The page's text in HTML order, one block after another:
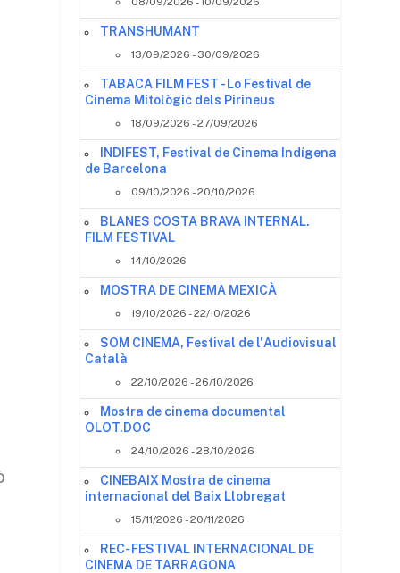
TRANSHUMANT
13/09/2026 - 30/09/2026
TABACA FILM FEST - Lo Festival de
Cinema Mitològic dels Pirineus
18/09/2026 - 27/09/2026
INDIFEST, Festival de Cinema Indígena
de Barcelona
09/10/2026 - 20/10/2026
BLANES COSTA BRAVA INTERNAL.
FILM FESTIVAL
14/10/2026
MOSTRA DE CINEMA MEXICÀ
19/10/2026 - 22/10/2026
SOM CINEMA, Festival de l'Audiovisual
Català
22/10/2026 - 26/10/2026
Mostra de cinema documental
OLOT.DOC
24/10/2026 - 28/10/2026
CINEBAIX Mostra de cinema
internacional del Baix Llobregat
15/11/2026 - 20/11/2026
REC- FESTIVAL INTERNACIONAL DE
CINEMA DE TARRAGONA